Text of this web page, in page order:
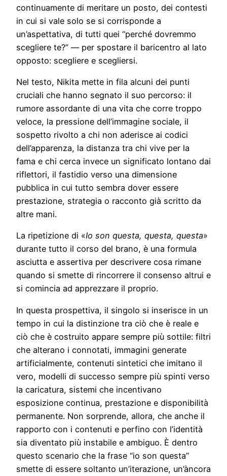
continuamente di meritare un posto, dei contesti
in cui si vale solo se si corrisponde a
un’aspettativa, di tutti quei “perché dovremmo
scegliere te?” — per spostare il baricentro al lato
opposto: scegliere e scegliersi.
Nel testo, Nikita mette in fila alcuni dei punti
cruciali che hanno segnato il suo percorso: il
rumore assordante di una vita che corre troppo
veloce, la pressione dell’immagine sociale, il
sospetto rivolto a chi non aderisce ai codici
dell’apparenza, la distanza tra chi vive per la
fama e chi cerca invece un significato lontano dai
riflettori, il fastidio verso una dimensione
pubblica in cui tutto sembra dover essere
prestazione, strategia o racconto già scritto da
altre mani.
La ripetizione di «Io son questa, questa, questa»
durante tutto il corso del brano, è una formula
asciutta e assertiva per descrivere cosa rimane
quando si smette di rincorrere il consenso altrui e
si comincia ad apprezzare il proprio.
In questa prospettiva, il singolo si inserisce in un
tempo in cui la distinzione tra ciò che è reale e
ciò che è costruito appare sempre più sottile: filtri
che alterano i connotati, immagini generate
artificialmente, contenuti sintetici che imitano il
vero, modelli di successo sempre più spinti verso
la caricatura, sistemi che incentivano
esposizione continua, prestazione e disponibilità
permanente. Non sorprende, allora, che anche il
rapporto con i contenuti e perfino con l’identità
sia diventato più instabile e ambiguo. È dentro
questo scenario che la frase “io son questa”
smette di essere soltanto un’iterazione, un’àncora